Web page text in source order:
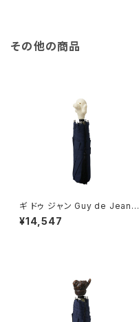
その他の商品
ギ ドゥ ジャン Guy de Jean 1
02147 折りたたみ傘 102110-
poodleivory-navy ユニセッ
¥14,547